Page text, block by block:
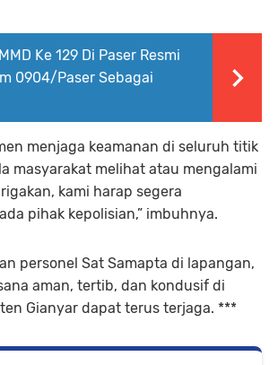
Ke 129 Di Paser Resmi
0904/Paser Sebagai
menjaga keamanan di seluruh titik
masyarakat melihat atau mengalami
kami harap segera
pihak kepolisian,” imbuhnya.
personel Sat Samapta di lapangan,
aman, tertib, dan kondusif di
Gianyar dapat terus terjaga. ***